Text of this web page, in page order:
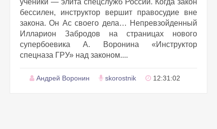
ученики — элита спецслужб России. Когда закон
бессилен, инструктор вершит правосудие вне
закона. Он Ас своего дела… Непревзойденный
Илларион Забродов на страницах нового
супербоевика А. Воронина «Инструктор
спецназа ГРУ» над законом....
Андрей Воронин skorostnik 12:31:02